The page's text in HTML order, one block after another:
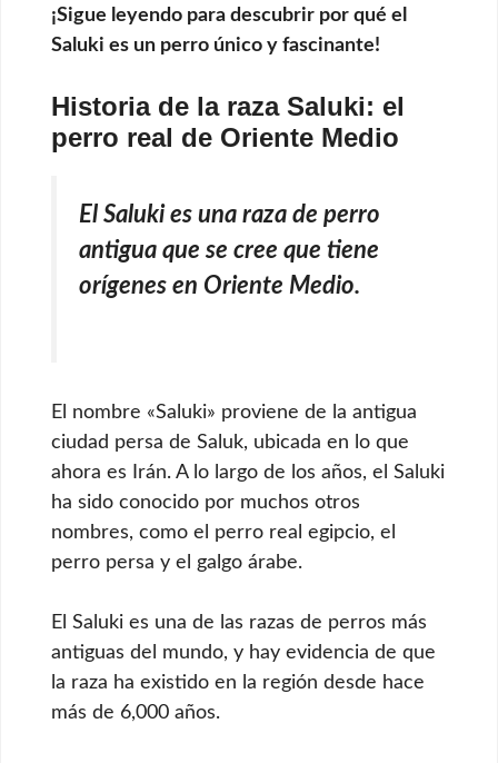
¡Sigue leyendo para descubrir por qué el
Saluki es un perro único y fascinante!
Historia de la raza Saluki: el
perro real de Oriente Medio
El Saluki es una raza de perro
antigua que se cree que tiene
orígenes en Oriente Medio.
El nombre «Saluki» proviene de la antigua
ciudad persa de Saluk, ubicada en lo que
ahora es Irán. A lo largo de los años, el Saluki
ha sido conocido por muchos otros
nombres, como el perro real egipcio, el
perro persa y el galgo árabe.
El Saluki es una de las razas de perros más
antiguas del mundo, y hay evidencia de que
la raza ha existido en la región desde hace
más de 6,000 años.